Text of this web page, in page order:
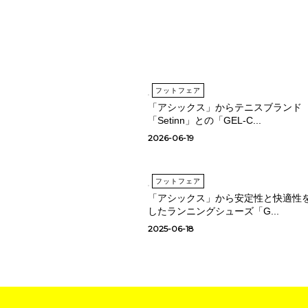
フットフェア
「アシックス」からテニスブランド
「Setinn」との「GEL-C...
2026-06-19
フットフェア
「アシックス」から安定性と快適性
したランニングシューズ「G...
2025-06-18